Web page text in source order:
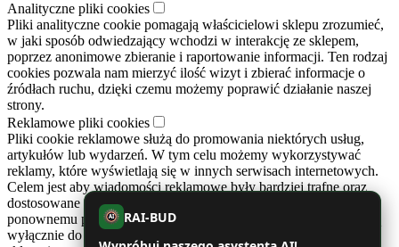
Analityczne pliki cookies
Pliki analityczne cookie pomagają właścicielowi sklepu zrozumieć,
w jaki sposób odwiedzający wchodzi w interakcję ze sklepem,
poprzez anonimowe zbieranie i raportowanie informacji. Ten rodzaj
cookies pozwala nam mierzyć ilość wizyt i zbierać informacje o
źródłach ruchu, dzięki czemu możemy poprawić działanie naszej
strony.
Reklamowe pliki cookies
Pliki cookie reklamowe służą do promowania niektórych usług,
artykułów lub wydarzeń. W tym celu możemy wykorzystywać
reklamy, które wyświetlają się w innych serwisach internetowych.
Celem jest aby wiadomości reklamowe były bardziej trafne oraz
dostosowane do Twoich preferencji. Cookies zapobiegają też
ponownemu pojawianiu się tych samych reklam. Reklamy te służą
wyłącznie do informowania o prowadzonych działaniach naszego
AI
RAI-BUD